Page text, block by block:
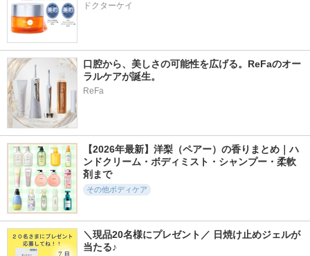
ドクターケイ
口腔から、美しさの可能性を広げる。ReFaのオー
ラルケアが誕生。
ReFa
【2026年最新】洋梨（ペアー）の香りまとめ｜ハ
ンドクリーム・ボディミスト・シャンプー・柔軟
剤まで
その他ボディケア
＼現品20名様にプレゼント／ 日焼け止めジェルが
当たる♪